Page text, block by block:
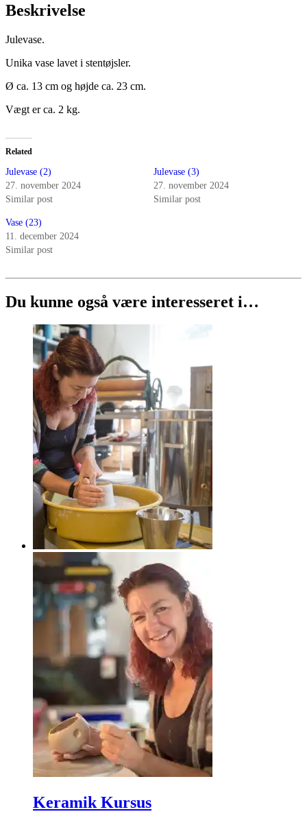
Beskrivelse
Julevase.
Unika vase lavet i stentøjsler.
Ø ca. 13 cm og højde ca. 23 cm.
Vægt er ca. 2 kg.
Related
Julevase (2)
27. november 2024
Similar post
Julevase (3)
27. november 2024
Similar post
Vase (23)
11. december 2024
Similar post
Du kunne også være interesseret i…
Keramik Kursus